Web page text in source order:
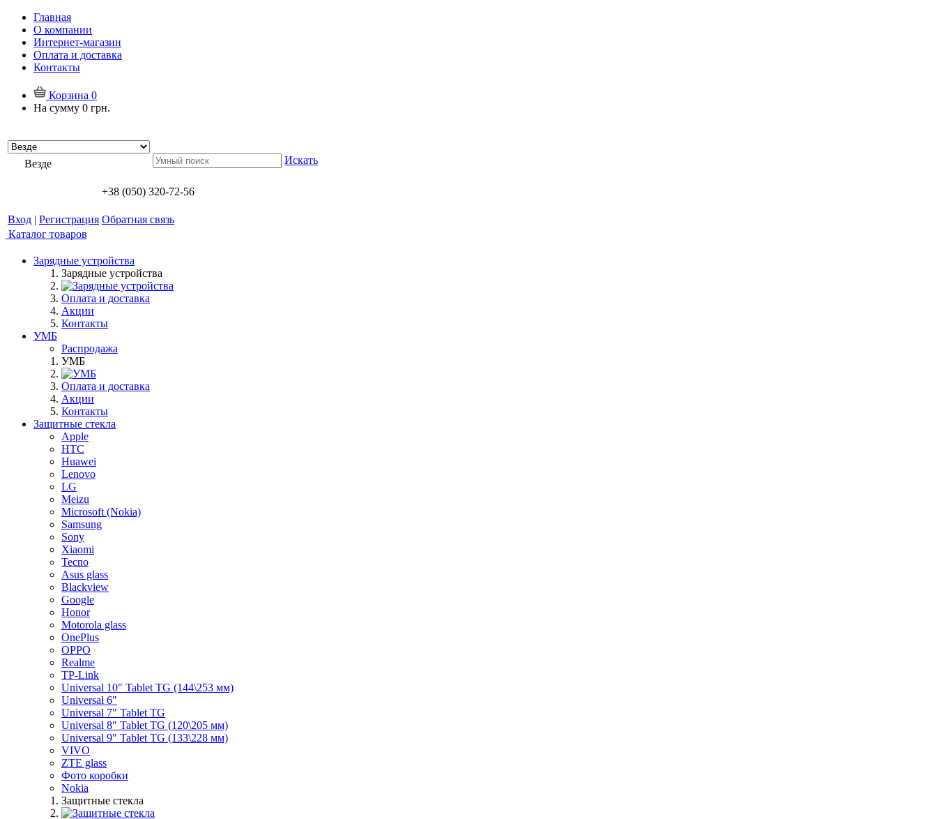
Главная
О компании
Интернет-магазин
Оплата и доставка
Контакты
Корзина 0
На сумму 0 грн.
Везде Искать
+38 (050) 320-72-56
Вход | Регистрация Обратная связь
Каталог товаров
Зарядные устройства
Зарядные устройства
Оплата и доставка
Акции
Контакты
УМБ
Распродажа
УМБ
Оплата и доставка
Акции
Контакты
Защитные стекла
Apple
HTC
Huawei
Lenovo
LG
Meizu
Microsoft (Nokia)
Samsung
Sony
Xiaomi
Tecno
Asus glass
Blackview
Google
Honor
Motorola glass
OnePlus
OPPO
Realme
TP-Link
Universal 10" Tablet TG (144\253 мм)
Universal 6"
Universal 7" Tablet TG
Universal 8" Tablet TG (120\205 мм)
Universal 9" Tablet TG (133\228 мм)
VIVO
ZTE glass
Фото коробки
Nokia
Защитные стекла